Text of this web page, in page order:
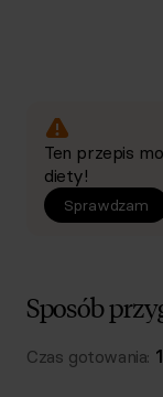
Ten przepis
diety!
Sprawdzam
Sposób
Czas gotowania: